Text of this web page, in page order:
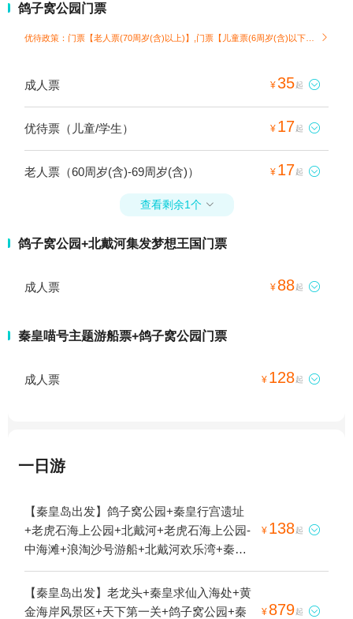
鸽子窝公园门票

成人票 ¥35起 
优待票（儿童/学生） ¥ 17起 
老人票（60周岁(含)-69周岁(含)） ¥ 17起 
查看剩余1个 
鸽子窝公园+北戴河集发梦想王国门票
成人票 ¥ 88起 
秦皇喵号主题游船票+鸽子窝公园门票
成人票 ¥ 128起 
一日游
【秦皇岛出发】鸽子窝公园+秦皇行宫遗址
+老虎石海上公园+北戴河+老虎石海上公园-
中海滩+浪淘沙号游船+北戴河欢乐湾+秦皇
之眼摩天轮1日游
¥ 138起 
【秦皇岛出发】老龙头+秦皇求仙入海处+黄
金海岸风景区+天下第一关+鸽子窝公园+秦
¥ 879起 